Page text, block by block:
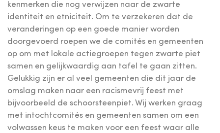
kenmerken die nog verwijzen naar de zwarte
identiteit en etniciteit. Om te verzekeren dat de
veranderingen op een goede manier worden
doorgevoerd roepen we de comités en gemeenten
op om met lokale actiegroepen tegen zwarte piet
samen en gelijkwaardig aan tafel te gaan zitten.
Gelukkig zijn er al veel gemeenten die dit jaar de
omslag maken naar een racismevrij feest met
bijvoorbeeld de schoorsteenpiet. Wij werken graag
met intochtcomités en gemeenten samen om een
volwassen keus te maken voor een feest waar alle